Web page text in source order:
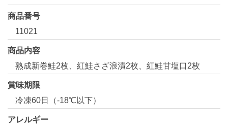
商品番号
11021
商品内容
熟成新巻鮭2枚、紅鮭さざ浪漬2枚、紅鮭甘塩口2枚
賞味期限
冷凍60日（-18℃以下）
アレルギー